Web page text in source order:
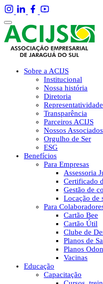
Sobre a ACIJS
Institucional
Nossa história
Diretoria
Representatividade
Transparência
Parceiros ACIJS
Nossos Associados
Orgulho de Ser
ESG
Benefícios
Para Empresas
Assessoria
Certificado
Gestão de
Locação de
Para
Cartão Bee
Cartão Útil
Clube de
Planos de
Planos
Vacinas
Educação
Capacitação